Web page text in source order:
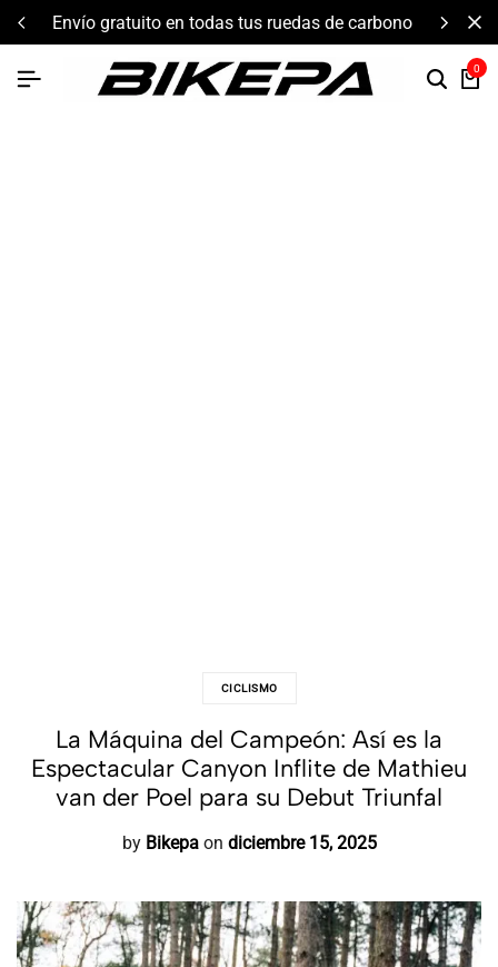
componentes de alto rendimiento y bikepacking
0
CICLISMO
La Máquina del Campeón: Así es la
Espectacular Canyon Inflite de Mathieu
van der Poel para su Debut Triunfal
by Bikepa on diciembre 15, 2025